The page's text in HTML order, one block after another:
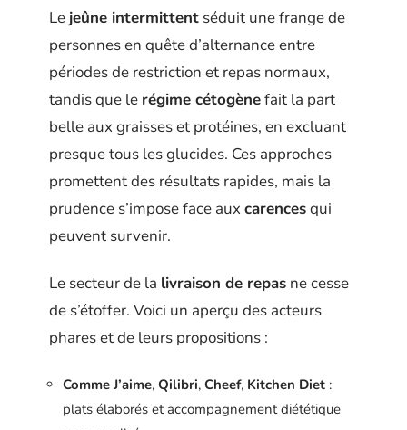
Le jeûne intermittent séduit une frange de
personnes en quête d’alternance entre
périodes de restriction et repas normaux,
tandis que le régime cétogènefait la part
belle aux graisses et protéines, en excluant
presque tous les glucides. Ces approches
promettent des résultats rapides, mais la
prudence s’impose face aux carencesqui
peuvent survenir.
Le secteur de la livraison de repas ne cesse
de s’étoffer. Voici un aperçu des acteurs
phares et de leurs propositions :
Comme J’aime, Qilibri, Cheef, Kitchen Diet :
plats élaborés et accompagnement diététique